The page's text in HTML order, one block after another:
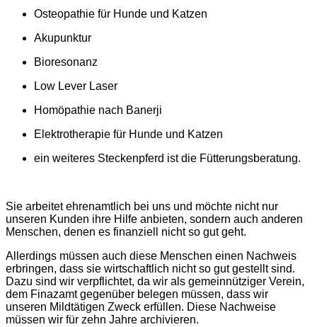
Osteopathie für Hunde und Katzen
Akupunktur
Bioresonanz
Low Lever Laser
Homöpathie nach Banerji
Elektrotherapie für Hunde und Katzen
ein weiteres Steckenpferd ist die Fütterungsberatung.
Sie arbeitet ehrenamtlich bei uns und möchte nicht nur
unseren Kunden ihre Hilfe anbieten, sondern auch anderen
Menschen, denen es finanziell nicht so gut geht.
Allerdings müssen auch diese Menschen einen Nachweis
erbringen, dass sie wirtschaftlich nicht so gut gestellt sind.
Dazu sind wir verpflichtet, da wir als gemeinnütziger Verein,
dem Finazamt gegenüber belegen müssen, dass wir
unseren Mildtätigen Zweck erfüllen. Diese Nachweise
müssen wir für zehn Jahre archivieren.